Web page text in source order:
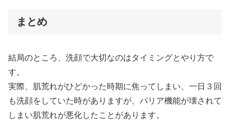
まとめ
結局のところ、洗顔で大切なのはタイミングとやり方で
す。
実際、肌荒れがひどかった時期に焦ってしまい、一日３回
も洗顔をしていた時がありますが、バリア機能が壊されて
しまい肌荒れが悪化したことがあります。